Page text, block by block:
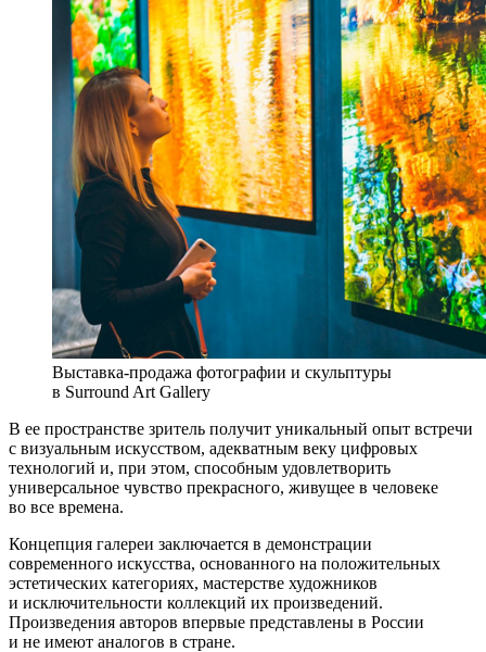
Выставка-продажа фотографии и скульптуры
в Surround Art Gallery
В ее пространстве зритель получит уникальный опыт встречи
с визуальным искусством, адекватным веку цифровых
технологий и, при этом, способным удовлетворить
универсальное чувство прекрасного, живущее в человеке
во все времена.
Концепция галереи заключается в демонстрации
современного искусства, основанного на положительных
эстетических категориях, мастерстве художников
и исключительности коллекций их произведений.
Произведения авторов впервые представлены в России
и не имеют аналогов в стране.